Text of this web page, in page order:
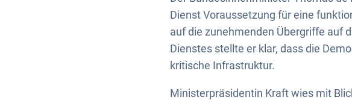
Dienst Voraussetzung für eine
auf die zunehmenden Übergriffe auf
Dienstes stellte er klar, dass die
kritische Infrastruktur.
Ministerpräsidentin Kraft wies mit